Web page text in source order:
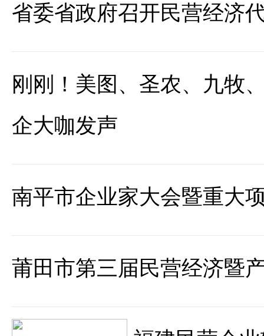
省委省政府召开民营经济
刚刚！美图、圣农、九
企大咖发声
南平市企业家大会暨重大
莆田市第三届民营经济暨